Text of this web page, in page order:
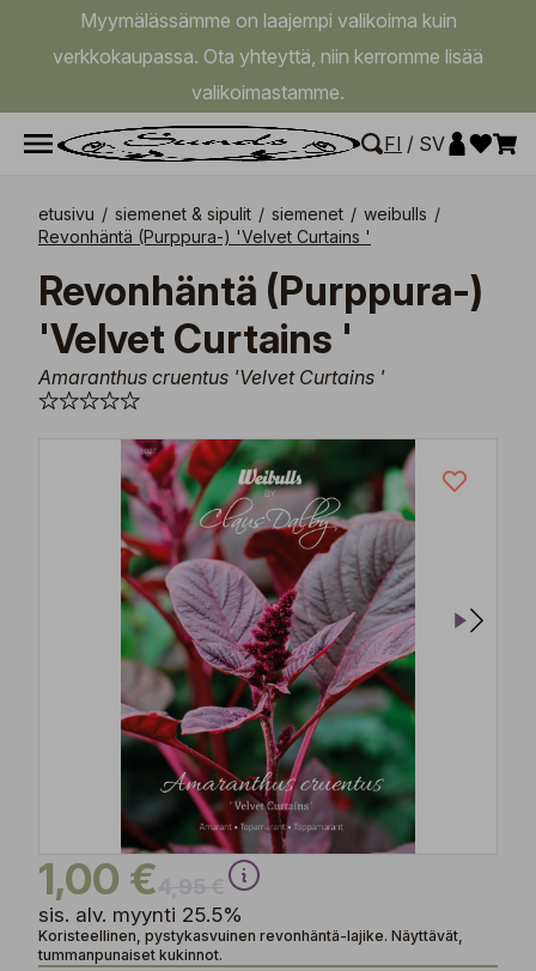
Myymälässämme on laajempi valikoima kuin
verkkokaupassa. Ota yhteyttä, niin kerromme lisää
valikoimastamme.
FI / SV
etusivu / siemenet & sipulit / siemenet / weibulls /
Revonhäntä (Purppura-) 'Velvet Curtains '
Revonhäntä (Purppura-)
'Velvet Curtains '
Amaranthus cruentus 'Velvet Curtains '
1,00 €
sis. alv. myynti 25.5%
Koristeellinen, pystykasvuinen revonhäntä-lajike. Näyttävät,
tummanpunaiset kukinnot.